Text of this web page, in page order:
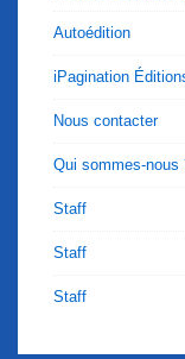
Autoédition
iPagination
Nous contacter
Qui sommes-nous
Staff
Staff
Staff